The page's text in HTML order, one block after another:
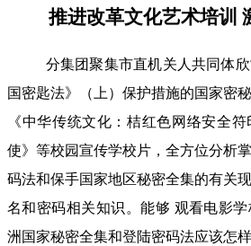
推进改革文化艺术培训
分集团聚集市直机关人共同体
国密匙法》（上）保护措施的国家密
《中华传统文化：桔红色网络安全
使》等校园宣传学校片，全方位分析
码法和保手国家地区秘密全集的有关
名和密码相关知识。能够 观看电影
洲国家秘密全集和登陆密码法应该怎